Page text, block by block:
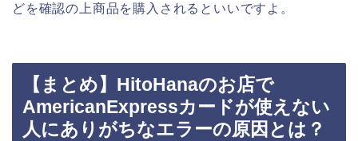
どを確認の上商品を購入されるといいですよ。
【まとめ】HitoHanaのお店で
AmericanExpressカードが使えない
人にありがちなエラーの原因とは？